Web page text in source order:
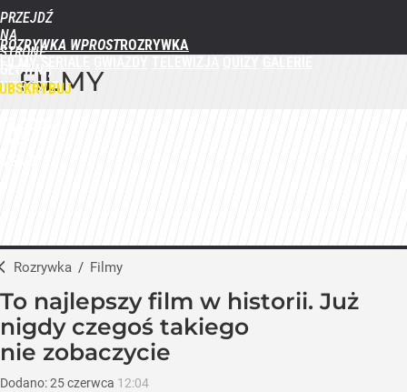
PRZEJDŹ
NA
STRONĘ
GŁÓWNĄ
WPROST.PL
ROZRYWKA WPROST
FILMY
Rozrywka / Filmy
To najlepszy film w historii. Już
nigdy czegoś takiego
nie zobaczycie
Dodano:25czerwca 12:04